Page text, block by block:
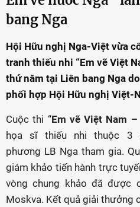
bang Nga
Hội Hữu nghị Nga-Việt vừa
tranh thiếu nhi “Em vẽ Việt
thứ năm tại Liên bang Nga
phối hợp Hội Hữu nghị Việt-
Cuộc thi “Em vẽ Việt Nam
họa sĩ thiếu nhi thuộc 3
phương LB Nga tham gia.
giám khảo tiến hành trực
vòng chung khảo đã được
Moskva. Kết quả giải thưởng